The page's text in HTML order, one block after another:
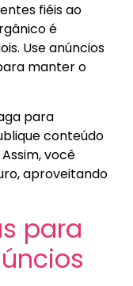
fiéis ao
é
Use anúncios
manter o
para
conteúdo
você
aproveitando
para